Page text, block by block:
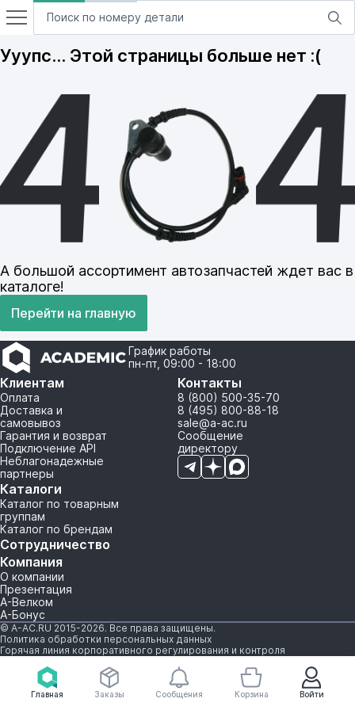
Главная Войти
Заказы Сообщения Корзина
Ууупс… Этой страницы больше нет :(
А большой ассортимент автозапчастей ждет вас в
каталоге!
Перейти на главную
График работы
пн-пт, 09:00 - 18:00
Клиентам
Оплата
Доставка и
самовывоз
Гарантия и возврат
Подключение API
Неблагонадежные
партнеры
Каталоги
Каталог по товарным
группам
Каталог по брендам
Сотрудничество
Компания
О компании
Презентация
А-Велком
А-Бонус
Контакты
8 (800) 500-35-70
8 (495) 800-88-18
sale@a-ac.ru
Сообщение
директору
© A-AC.RU 2015-2026. Все права защищены.
Политика обработки персональных данных
Горячая линия корпоративного регулирования и контроля